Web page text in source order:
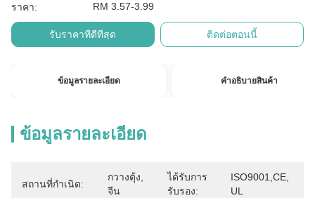
ราคา: RM 3.57-3.99
รับราคาที่ดีที่สุด ติดต่อตอนนี้
ข้อมูลรายละเอียด คําอธิบายสินค้า
ข้อมูลรายละเอียด
สถานที่กำเนิด:
กวางตุ้ง,
จีน
ได้รับการ
รับรอง:
ISO9001,CE,
UL